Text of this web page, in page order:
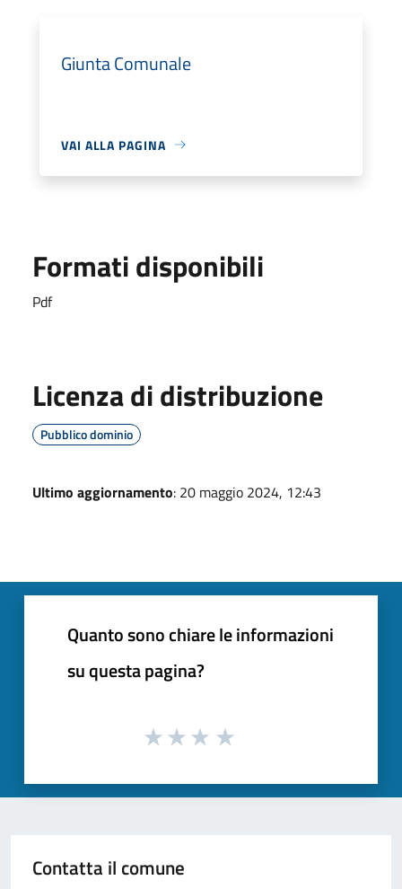
Giunta Comunale
VAI ALLA PAGINA
Formati disponibili
Pdf
Licenza di distribuzione
Pubblico dominio
Ultimo aggiornamento: 20 maggio 2024, 12:43
Quanto sono chiare le informazioni
su questa pagina?
Contatta il comune